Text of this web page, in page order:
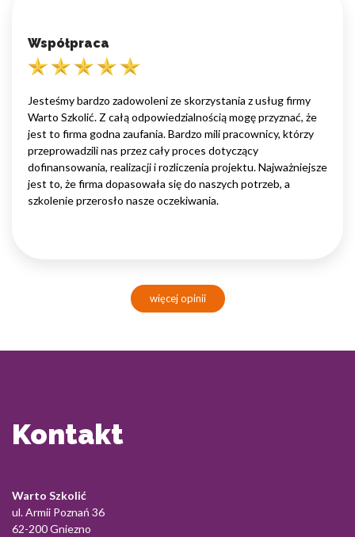
Współpraca
Jesteśmy bardzo zadowoleni ze skorzystania z usług firmy
Warto Szkolić. Z całą odpowiedzialnością mogę przyznać, że
jest to firma godna zaufania. Bardzo mili pracownicy, którzy
przeprowadzili nas przez cały proces dotyczący
dofinansowania, realizacji i rozliczenia projektu. Najważniejsze
jest to, że firma dopasowała się do naszych potrzeb, a
szkolenie przerosło nasze oczekiwania.
więcej opinii
Kontakt
Warto Szkolić
ul. Armii Poznań 36
62-200 Gniezno